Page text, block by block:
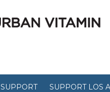
SUPPORT SUPPORT LOS